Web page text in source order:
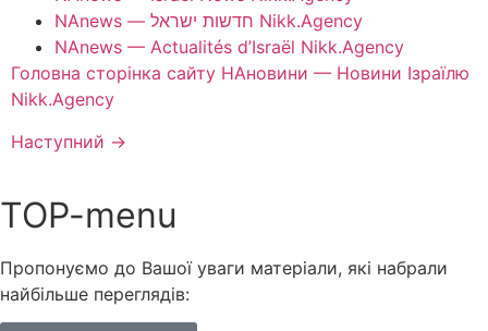
NAnews — חדשות ישראל Nikk.Agency
NAnews — Actualités d’Israël Nikk.Agency
Головна сторінка сайту НАновини — Новини Ізраїлю
Nikk.Agency
Наступний →
TOP-menu
Пропонуємо до Вашої уваги матеріали, які набрали
найбільше переглядів: